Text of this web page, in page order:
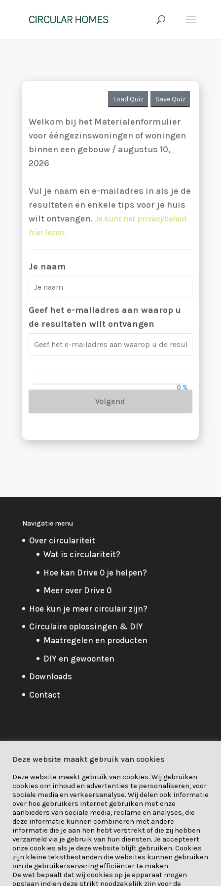
Load Quiz Save Quiz
Welkom bij het Materialenformulier
voor ééngezinswoningen of woningen
binnen een gebouw / augustus 10,
2026
Vul je naam en e-mailadres in als je de
resultaten en enkele tips voor je huis
wilt ontvangen. Je kunt het privacybeleid
hier lezen.
Je naam
Geef het e-mailadres aan waarop u
de resultaten wilt ontvangen
0 %
Volgend
Navigatie menu
Over circulariteit
Wat is circulariteit?
Hoe kan Drive 0 je helpen?
Meer over Drive 0
Hoe kun je meer circulair zijn?
Circulaire oplossingen & DIY
Maatregelen en producten
DIY en gewoonten
Downloads
Contact
Privacybeleid/Cookie/
Verantwoordelijkheid
About Me
Dit project is gefinancierd door
het onderzoeks- en
innovatieprogramma Horizon
2020 van de Europese Unie onder
Deze website maakt gebruik van cookies
Deze website maakt gebruik van cookies. Wij gebruiken
cookies om inhoud en advertenties te personaliseren, voor
sociale media en verkeersanalyse. Wij delen ook informatie
over hoe gebruikers internet gebruiken met onze
aanbieders van sociale media, reclame en analyses, die
deze informatie kunnen combineren met andere
informatie die je aan hen hebt verstrekt of die zij hebben
verzameld via je gebruik van hun diensten. Je accepteert
onze cookies als je deze website blijft gebruiken. Cookies
zijn kleine tekstbestanden die websites kunnen gebruiken
om de gebruikerservaring efficiënter te maken.
De wet bepaalt dat wij cookies op je apparaat mogen
opslaan indien deze strikt noodzakelijk zijn voor de